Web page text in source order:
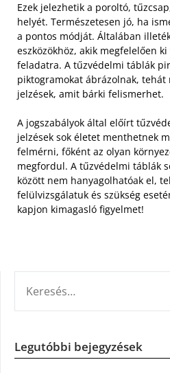
Ezek jelezhetik a poroltó,
helyét. Természetesen jó, ha
a pontos módját. Általában
eszközökhöz, akik megfelelően
feladatra. A tűzvédelmi táblák
piktogramokat ábrázolnak, tehát
jelzések, amit bárki felismerhet.
A jogszabályok által előírt
jelzések sok életet menthetnek
felmérni, főként az olyan
megfordul. A tűzvédelmi táblák
között nem hanyagolhatóak el,
felülvizsgálatuk és szükség
kapjon kimagasló figyelmet!
Legutóbbi bejegyzések